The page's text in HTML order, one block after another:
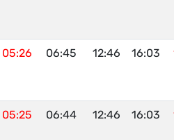
05:26 06:45 12:46 16:03
05:25 06:44 12:46 16:03